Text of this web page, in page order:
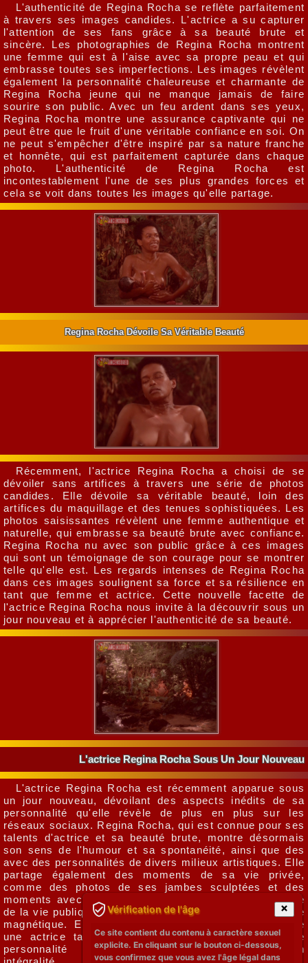
L'authenticité de Regina Rocha se reflète parfaitement
à travers ses images candides. L'actrice a su capturer
l'attention de ses fans grâce à sa beauté brute et
sincère. Les photographies de Regina Rocha montrent
une femme qui est à l'aise avec sa propre peau et qui
embrasse toutes ses imperfections. Les images révèlent
également la personnalité chaleureuse et charmante de
Regina Rocha jeune qui ne manque jamais de faire
sourire son public. Avec un feu ardent dans ses yeux,
Regina Rocha montre une assurance captivante qui ne
peut être que le fruit d'une véritable confiance en soi. On
ne peut s'empêcher d'être inspiré par sa nature franche
et honnête, qui est parfaitement capturée dans chaque
photo. L'authenticité de Regina Rocha est
incontestablement l'une de ses plus grandes forces et
cela se voit dans toutes les images qu'elle partage.
Regina Rocha Dévoile Sa Véritable Beauté
Récemment, l'actrice Regina Rocha a choisi de se
dévoiler sans artifices à travers une série de photos
candides. Elle dévoile sa véritable beauté, loin des
artifices du maquillage et des tenues sophistiquées. Les
photos saisissantes révèlent une femme authentique et
naturelle, qui embrasse sa beauté brute avec confiance.
Regina Rocha nu avec son public grâce à ces images
qui sont un témoignage de son courage pour se montrer
telle qu'elle est. Les regards intenses de Regina Rocha
dans ces images soulignent sa force et sa résilience en
tant que femme et actrice. Cette nouvelle facette de
l'actrice Regina Rocha nous invite à la découvrir sous un
jour nouveau et à apprécier l'authenticité de sa beauté.
L'actrice Regina Rocha Sous Un Jour Nouveau
L'actrice Regina Rocha est récemment apparue sous
un jour nouveau, dévoilant des aspects inédits de sa
personnalité qu'elle révèle de plus en plus sur les
réseaux sociaux. Regina Rocha, qui est connue pour ses
talents d'actrice et sa beauté brute, montre désormais
son sens de l'humour et sa spontanéité, ainsi que des
avec des personnalités de divers milieux artistiques. Elle
partage également des moments de sa vie privée,
comme des photos de ses jambes sculptées et des
moments avec son partenaire. Cette nouvelle approche
de la vie publique de Regina Rocha renforce son énergie
magnétique. Elle se positionne non seulement comme
une actrice talentueuse, mais également comme une
personnalité authentique à découvrir dans son
Vérification de l'âge
Ce site contient du contenu à caractère sexuel
explicite. En cliquant sur le bouton ci-dessous,
vous confirmez que vous avez l'âge légal dans